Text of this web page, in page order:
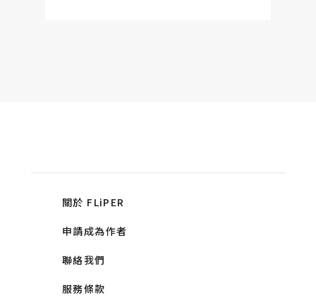
關於 FLiPER
申請成為作者
聯絡我們
服務條款